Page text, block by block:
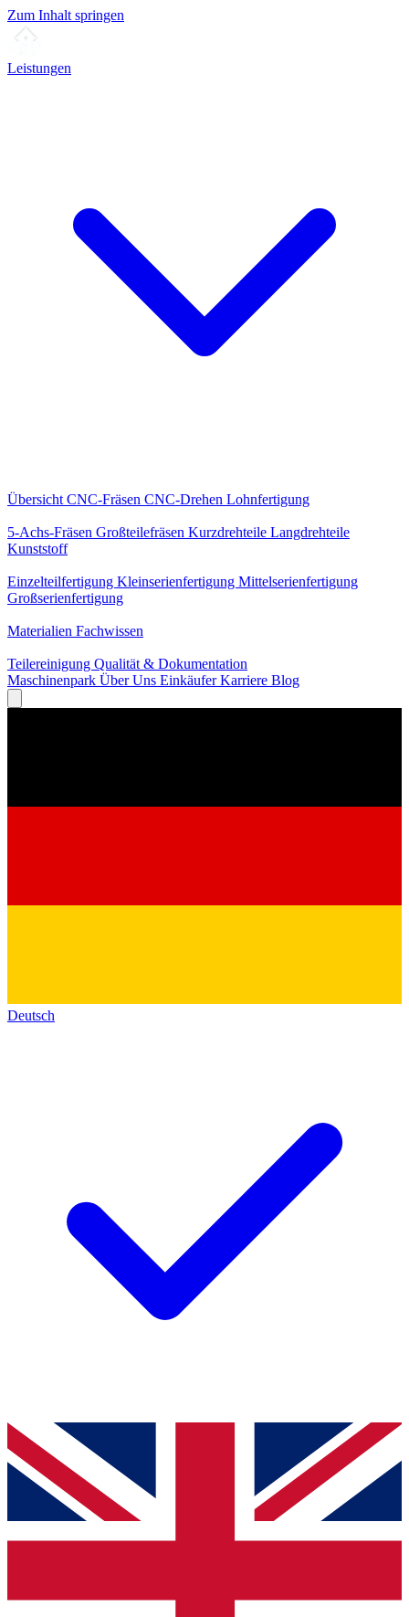
Zum Inhalt springen
Leistungen
Übersicht CNC-Fräsen CNC-Drehen Lohnfertigung
5-Achs-Fräsen Großteilefräsen Kurzdrehteile Langdrehteile
Kunststoff
Einzelteilfertigung Kleinserienfertigung Mittelserienfertigung
Großserienfertigung
Materialien Fachwissen
Teilereinigung Qualität & Dokumentation
Maschinenpark Über Uns EinkäuferKarriere Blog
Deutsch